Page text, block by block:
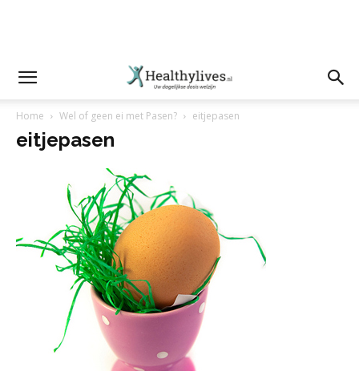
Home Wel of geen ei met Pasen? eitjepasen
eitjepasen